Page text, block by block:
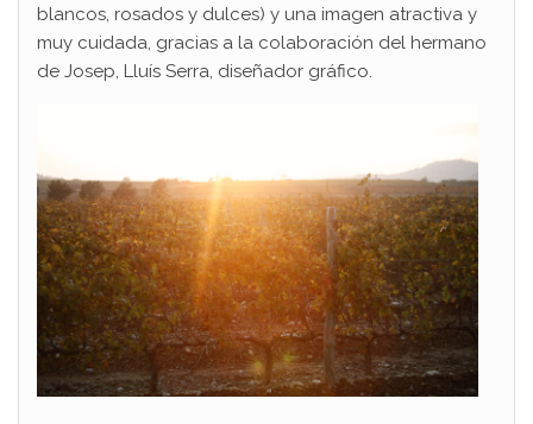
blancos, rosados y dulces) y una imagen atractiva y
muy cuidada, gracias a la colaboración del hermano
de Josep, Lluís Serra, diseñador gráfico.